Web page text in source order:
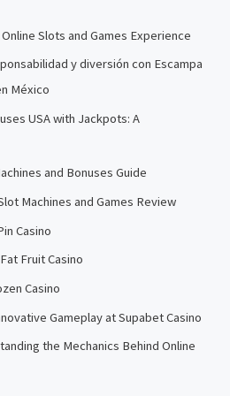
Slots and Games Experience
y diversión con Escampa
México
USA with Jackpots: A
and Bonuses Guide
Machines and Games Review
Casino
Fruit Casino
Casino
Gameplay at Supabet Casino
the Mechanics Behind Online